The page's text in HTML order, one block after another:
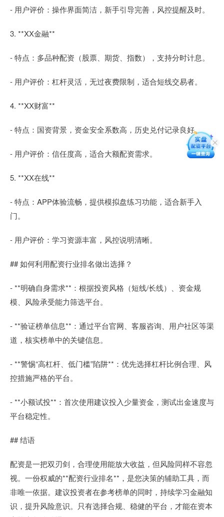
- 用户评价：操作界面简洁，新手引导完善，风控提醒及时。
3. **XX金融**
- 特点：多品种配资（股票、期货、指数），支持分时计息。
- 用户评价：杠杆灵活，无过夜费限制，适合短线交易者。
4. **XX财富**
- 特点：国资背景，资金安全系数高，历史兑付记录良好。
- 用户评价：信任度高，适合大额配资需求。
5. **XX在线**
- 特点：APP体验流畅，提供模拟盘练习功能，适合新手入
门。
- 用户评价：学习资源丰富，风控说明清晰。
## 如何利用配资行业排名做出选择？
- **明确自身需求**：根据投资风格（短线/长线）、资金规
模、风险承受能力筛选平台。
- **验证榜单信息**：通过平台官网、客服咨询、用户社区等渠
道，核实榜单中的关键信息。
- **警惕“高杠杆、低门槛”陷阱**：优先选择杠杆比例合理、风
控措施严格的平台。
- **小额试投**：首次使用建议投入少量资金，测试出金速度与
平台稳定性。
## 结语
配资是一把双刃剑，合理使用能放大收益，但风险同样不容忽
视。一份权威的**配资行业排名**，是您决策的辅助工具，而
非唯一依据。建议投资者在参考榜单的同时，持续学习金融知
识，提升风险意识。只有选择合规、稳健的平台，才能在资本